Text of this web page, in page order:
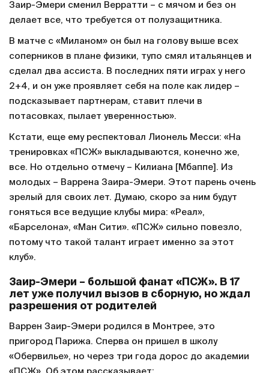
Заир-Эмери сменил Верратти – с мячом и без он
делает все, что требуется от полузащитника.
В матче с «Миланом» он был на голову выше всех
соперников в плане физики, тупо смял итальянцев и
сделал два ассиста. В последних пяти играх у него
2+4, и он уже проявляет себя на поле как лидер –
подсказывает партнерам, ставит плечи в
потасовках, пылает уверенностью».
Кстати, еще ему респектовал Лионель Месси: «На
тренировках «ПСЖ» выкладываются, конечно же,
все. Но отдельно отмечу – Килиана [Мбаппе]. Из
молодых – Варрена Заира-Эмери. Этот парень очень
зрелый для своих лет. Думаю, скоро за ним будут
гоняться все ведущие клубы мира: «Реал»,
«Барселона», «Ман Сити». «ПСЖ» сильно повезло,
потому что такой талант играет именно за этот
клуб».
Заир-Эмери – большой фанат «ПСЖ». В 17
лет уже получил вызов в сборную, но ждал
разрешения от родителей
Варрен Заир-Эмери родился в Монтрее, это
пригород Парижа. Сперва он пришел в школу
«Обервилье», но через три года дорос до академии